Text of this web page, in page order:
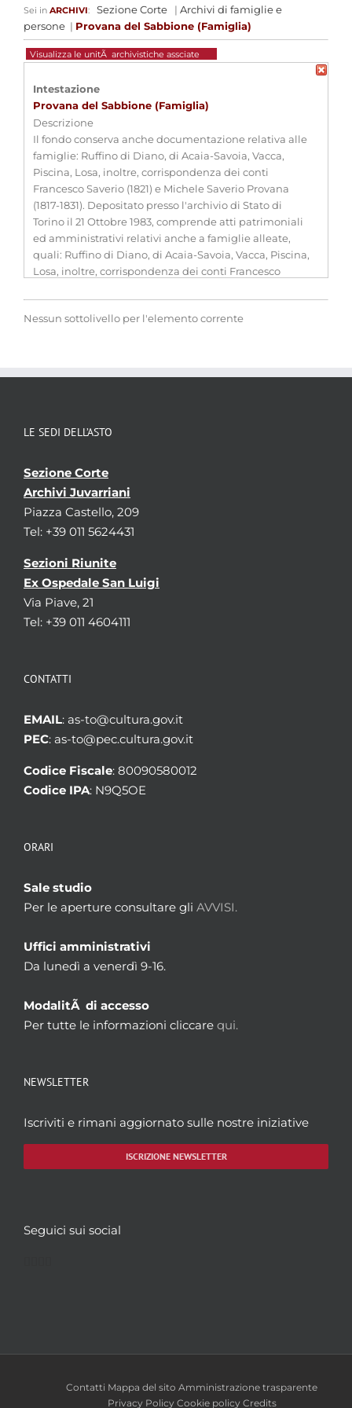
Sei in ARCHIVI: Sezione Corte | Archivi di famiglie e
persone | Provana del Sabbione (Famiglia)
Visualizza le unitÃ archivistiche assciate
Intestazione
Provana del Sabbione (Famiglia)
Descrizione
Il fondo conserva anche documentazione relativa alle
famiglie: Ruffino di Diano, di Acaia-Savoia, Vacca,
Piscina, Losa, inoltre, corrispondenza dei conti
Francesco Saverio (1821) e Michele Saverio Provana
(1817-1831). Depositato presso l'archivio di Stato di
Torino il 21 Ottobre 1983, comprende atti patrimoniali
ed amministrativi relativi anche a famiglie alleate,
quali: Ruffino di Diano, di Acaia-Savoia, Vacca, Piscina,
Losa, inoltre, corrispondenza dei conti Francesco
Estensioni
-
Ruffino di Diano
Aggregazioni associate al record corrente
Tipo di archivio
Archivi di famiglia o persona
Temi
Parole chiave
Genealogia
Nessun sottolivello per l'elemento corrente
LE SEDI DELL’ASTO
Sezione Corte
Archivi Juvarriani
Piazza Castello, 209
Tel: +39 011 5624431
Sezioni Riunite
Ex Ospedale San Luigi
Via Piave, 21
Tel: +39 011 4604111
CONTATTI
EMAIL: as-to@cultura.gov.it
PEC: as-to@pec.cultura.gov.it
Codice Fiscale: 80090580012
Codice IPA: N9Q5OE
ORARI
Sale studio
Per le aperture consultare gli AVVISI.
Uffici amministrativi
Da lunedì a venerdì 9-16.
ModalitÃ di accesso
Per tutte le informazioni cliccare qui.
NEWSLETTER
Iscriviti e rimani aggiornato sulle nostre iniziative
ISCRIZIONE NEWSLETTER
Seguici sui social
Contatti Mappa del sito Amministrazione trasparente
Privacy Policy Cookie policy Credits